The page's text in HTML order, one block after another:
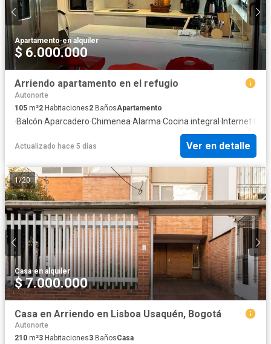
Apartamento·en alquiler
$ 6.000.000
Arriendo apartamento en el refugio
Autonorte
105 m²2 Habitaciones2 BañosApartamento
·Balcón·Aparcadero·Chimenea·Alarma·Cocina integral · Internet·
Actualizado hace 5 días Ver en detalle
1/20
Casa·en alquiler
$ 7.000.000
Casa en Arriendo en Lisboa Usaquén, Bogotá
Autonorte
210 m²3 Habitaciones3 BañosCasa